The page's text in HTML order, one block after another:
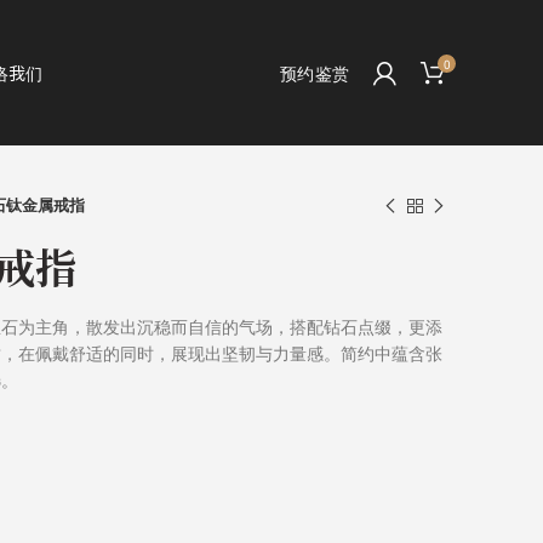
我们 预约鉴赏 0
钛金属戒指
指
为主角，散发出沉稳而自信的气场，搭配钻石点缀，更添
在佩戴舒适的同时，展现出坚韧与力量感。简约中蕴含张